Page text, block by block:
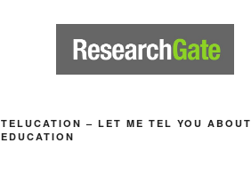
TELUCATION – LET ME TEL YOU ABOUT
EDUCATION